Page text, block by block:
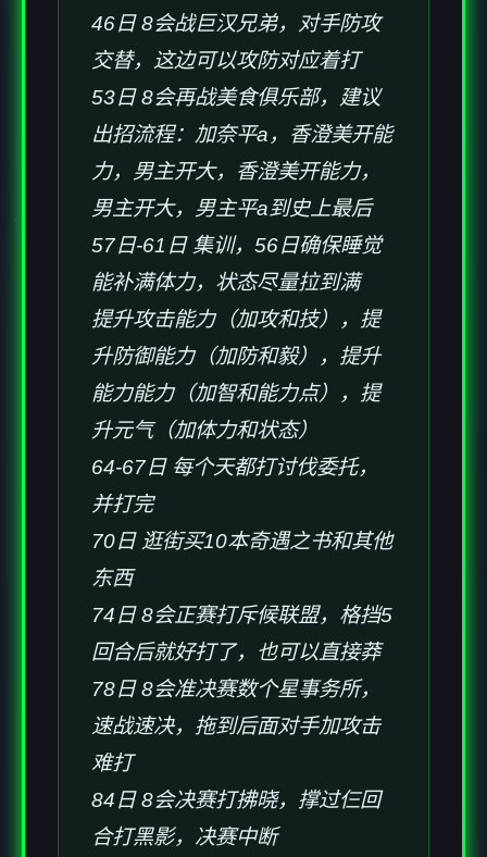
46日 8会战巨汉兄弟，对手防攻
交替，这边可以攻防对应着打
53日 8会再战美食俱乐部，建议
出招流程：加奈平a，香澄美开能
力，男主开大，香澄美开能力，
男主开大，男主平a到史上最后
57日-61日 集训，56日确保睡觉
能补满体力，状态尽量拉到满
提升攻击能力（加攻和技），提
升防御能力（加防和毅），提升
能力能力（加智和能力点），提
升元气（加体力和状态）
64-67日 每个天都打讨伐委托，
并打完
70日 逛街买10本奇遇之书和其他
东西
74日 8会正赛打斥候联盟，格挡5
回合后就好打了，也可以直接莽
78日 8会准决赛数个星事务所，
速战速决，拖到后面对手加攻击
难打
84日 8会决赛打拂晓，撑过仨回
合打黑影，决赛中断